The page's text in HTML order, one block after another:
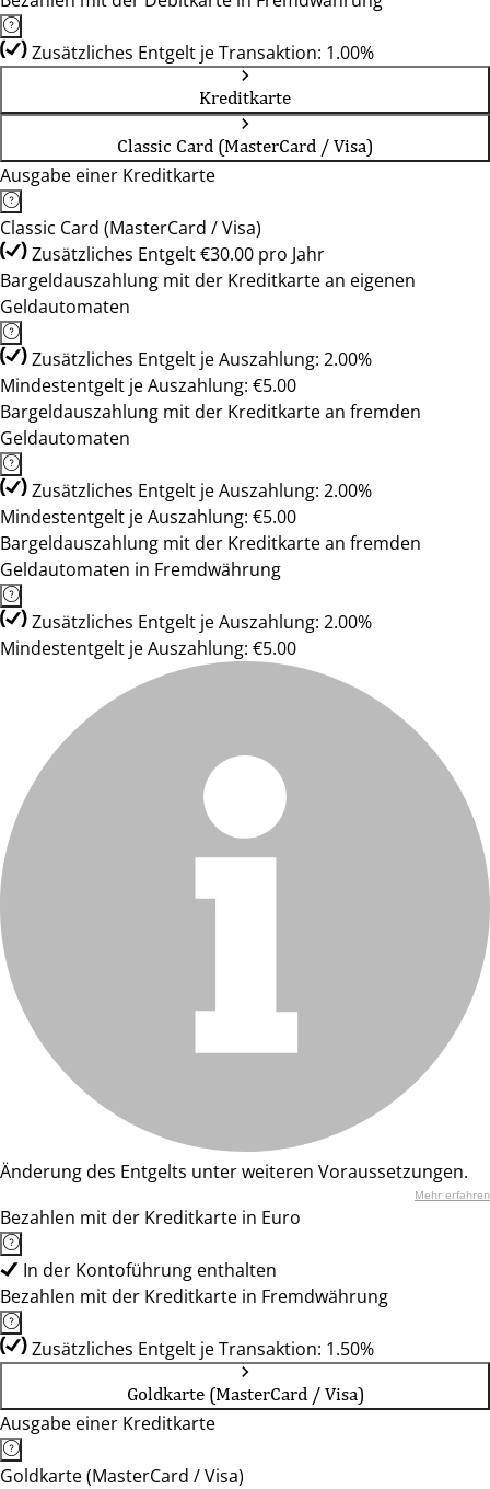
Zusätzliches Entgelt je Transaktion: 1.00%
Kreditkarte
Classic Card (MasterCard / Visa)
Ausgabe einer Kreditkarte
Classic Card (MasterCard / Visa)
Zusätzliches Entgelt €30.00 pro Jahr
Bargeldauszahlung mit der Kreditkarte an eigenen
Geldautomaten
Zusätzliches Entgelt je Auszahlung: 2.00%
Mindestentgelt je Auszahlung: €5.00
Bargeldauszahlung mit der Kreditkarte an fremden
Geldautomaten
Zusätzliches Entgelt je Auszahlung: 2.00%
Mindestentgelt je Auszahlung: €5.00
Bargeldauszahlung mit der Kreditkarte an fremden
Geldautomaten in Fremdwährung
Zusätzliches Entgelt je Auszahlung: 2.00%
Mindestentgelt je Auszahlung: €5.00
Änderung des Entgelts unter weiteren Voraussetzungen.
Mehr erfahren
Bezahlen mit der Kreditkarte in Euro
In der Kontoführung enthalten
Bezahlen mit der Kreditkarte in Fremdwährung
Zusätzliches Entgelt je Transaktion: 1.50%
Goldkarte (MasterCard / Visa)
Ausgabe einer Kreditkarte
Goldkarte (MasterCard / Visa)